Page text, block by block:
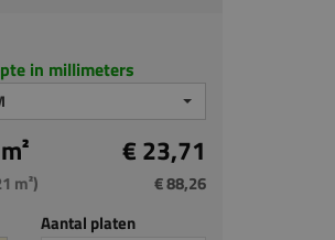
in millimeters
€ 23,71
m²)
€ 88,26
Aantal platen